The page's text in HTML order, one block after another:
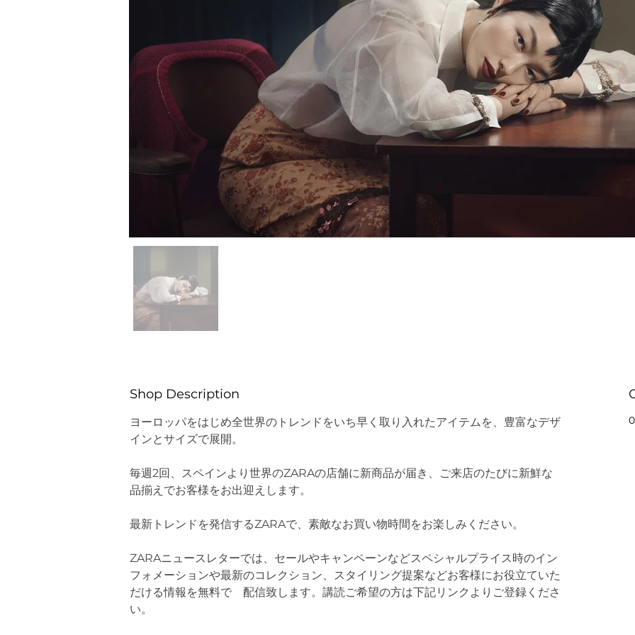
Shop Description
ヨーロッパをはじめ全世界のトレンドをいち早く取り入れたアイテムを、豊富なデザ
インとサイズで展開。
毎週2回、スペインより世界のZARAの店舗に新商品が届き、ご来店のたびに新鮮な
品揃えでお客様をお出迎えします。
最新トレンドを発信するZARAで、素敵なお買い物時間をお楽しみください。
ZARAニュースレターでは、セールやキャンペーンなどスペシャルプライス時のイン
フォメーションや最新のコレクション、スタイリング提案などお客様にお役立ていた
だける情報を無料で　配信致します。講読ご希望の方は下記リンクよりご登録くださ
い。